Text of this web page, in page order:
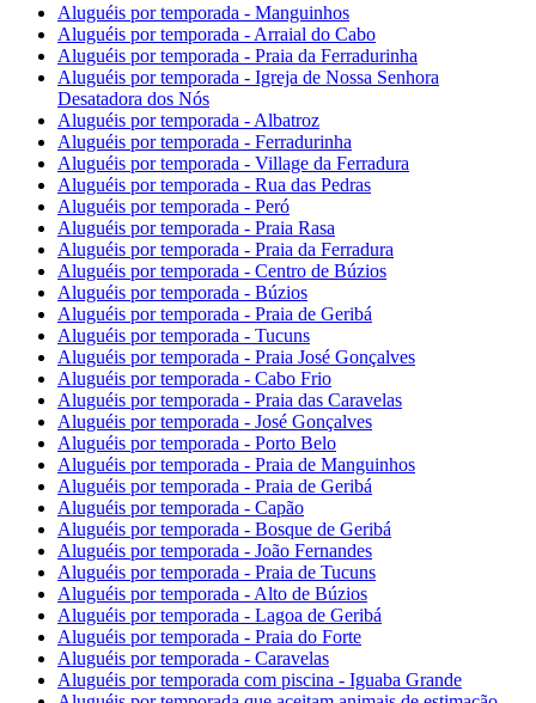
Aluguéis por temporada - Manguinhos
Aluguéis por temporada - Arraial do Cabo
Aluguéis por temporada - Praia da Ferradurinha
Aluguéis por temporada - Igreja de Nossa Senhora
Desatadora dos Nós
Aluguéis por temporada - Albatroz
Aluguéis por temporada - Ferradurinha
Aluguéis por temporada - Village da Ferradura
Aluguéis por temporada - Rua das Pedras
Aluguéis por temporada - Peró
Aluguéis por temporada - Praia Rasa
Aluguéis por temporada - Praia da Ferradura
Aluguéis por temporada - Centro de Búzios
Aluguéis por temporada - Búzios
Aluguéis por temporada - Praia de Geribá
Aluguéis por temporada - Tucuns
Aluguéis por temporada - Praia José Gonçalves
Aluguéis por temporada - Cabo Frio
Aluguéis por temporada - Praia das Caravelas
Aluguéis por temporada - José Gonçalves
Aluguéis por temporada - Porto Belo
Aluguéis por temporada - Praia de Manguinhos
Aluguéis por temporada - Praia de Geribá
Aluguéis por temporada - Capão
Aluguéis por temporada - Bosque de Geribá
Aluguéis por temporada - João Fernandes
Aluguéis por temporada - Praia de Tucuns
Aluguéis por temporada - Alto de Búzios
Aluguéis por temporada - Lagoa de Geribá
Aluguéis por temporada - Praia do Forte
Aluguéis por temporada - Caravelas
Aluguéis por temporada com piscina - Iguaba Grande